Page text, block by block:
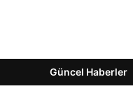
Güncel Haberler